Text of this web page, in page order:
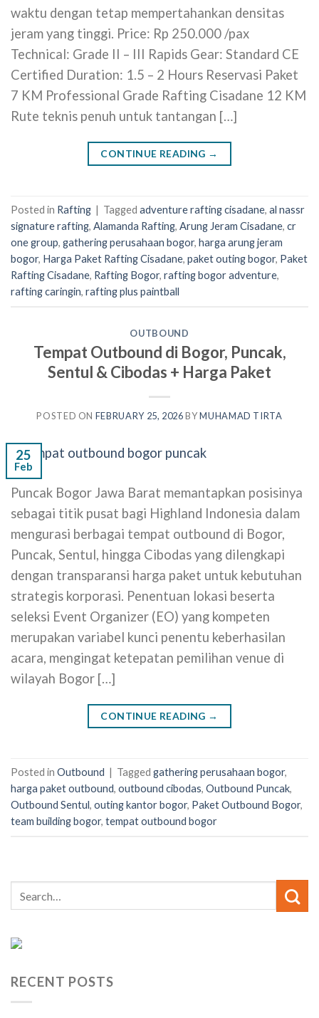
waktu dengan tetap mempertahankan densitas
jeram yang tinggi. Price: Rp 250.000 /pax
Technical: Grade II – III Rapids Gear: Standard CE
Certified Duration: 1.5 – 2 Hours Reservasi Paket
7 KM Professional Grade Rafting Cisadane 12 KM
Rute teknis penuh untuk tantangan […]
CONTINUE READING →
Posted in Rafting | Tagged adventure rafting cisadane, al nassr
signature rafting, Alamanda Rafting, Arung Jeram Cisadane, cr
one group, gathering perusahaan bogor, harga arung jeram
bogor, Harga Paket Rafting Cisadane, paket outing bogor, Paket
Rafting Cisadane, Rafting Bogor, rafting bogor adventure,
rafting caringin, rafting plus paintball
OUTBOUND
Tempat Outbound di Bogor, Puncak,
Sentul & Cibodas + Harga Paket
POSTED ON FEBRUARY 25, 2026 BYMUHAMAD TIRTA
25
Feb
Puncak Bogor Jawa Barat memantapkan posisinya
sebagai titik pusat bagi Highland Indonesia dalam
mengurasi berbagai tempat outbound di Bogor,
Puncak, Sentul, hingga Cibodas yang dilengkapi
dengan transparansi harga paket untuk kebutuhan
strategis korporasi. Penentuan lokasi beserta
seleksi Event Organizer (EO) yang kompeten
merupakan variabel kunci penentu keberhasilan
acara, mengingat ketepatan pemilihan venue di
wilayah Bogor […]
CONTINUE READING →
Posted in Outbound | Tagged gathering perusahaan bogor,
harga paket outbound, outbound cibodas, Outbound Puncak,
Outbound Sentul, outing kantor bogor, Paket Outbound Bogor,
team building bogor, tempat outbound bogor
RECENT POSTS